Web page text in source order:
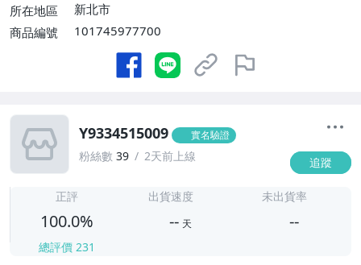
所在地區
新北市
商品編號
101745977700
Y9334515009 實名驗證
粉絲數 39 2天前上線 追蹤
正評
100.0%
總評價 231
出貨速度
-- 天
未出貨率
--